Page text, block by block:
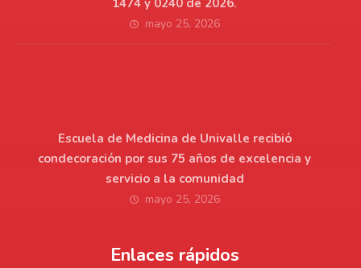
mayo 25, 2026
Escuela de Medicina de Univalle recibió
condecoración por sus 75 años de excelencia y
servicio a la comunidad
mayo 25, 2026
Enlaces rápidos